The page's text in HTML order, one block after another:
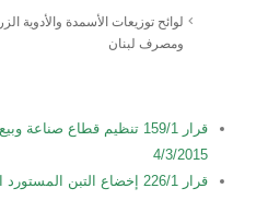
لوائح توزيعات الأسمدة والأدوية
ومصرف لبنان
قرار 159/1 تنظيم قطاع
4/3/2015
قرار 226/1 إخضاع التبن المستورد الى إذن استيراد مسبق 26/3/2019